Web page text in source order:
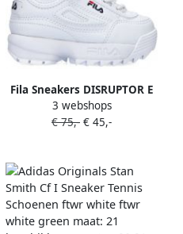
Fila Sneakers DISRUPTOR E
tdl met klittenbandsluiting
3 webshops
€ 75,- € 45,-